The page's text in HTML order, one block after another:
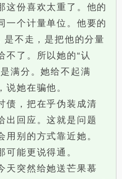
这份喜欢太重了。他的
一个计量单位。他要的
是不走，是把他的分量
不了。所以她的“认
满分。她给不起满
说她在骗他。
，把在乎伪装成清
出回应。这就是问题
别的方式靠近她。
能更说得通。
突然给她送芒果慕